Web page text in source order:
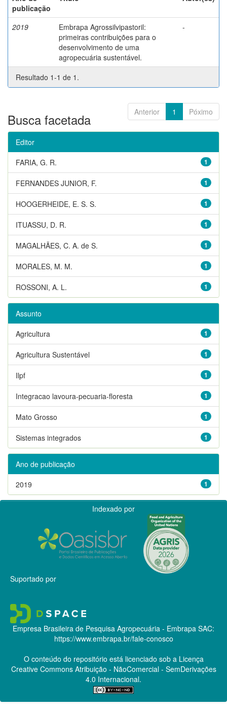
publicação
2019
Embrapa Agrossilvipastoril:
primeiras contribuições para o
desenvolvimento de uma
agropecuária sustentável.
-
Resultado 1-1 de 1.
Anterior 1 Póximo
Busca facetada
Editor
1
FARIA, G. R.
1
FERNANDES JUNIOR, F.
1
HOOGERHEIDE, E. S. S.
1
ITUASSU, D. R.
1
MAGALHÃES, C. A. de S.
1
MORALES, M. M.
1
ROSSONI, A. L.
Assunto
1
Agricultura
1
Agricultura Sustentável
1
Ilpf
1
Integracao lavoura-pecuaria-floresta
1
Mato Grosso
1
Sistemas integrados
Ano de publicação
1
2019
Indexado por
Suportado por
Empresa Brasileira de Pesquisa Agropecuária - Embrapa SAC:
https://www.embrapa.br/fale-conosco
O conteúdo do repositório está licenciado sob a Licença
Creative CommonsAtribuição - NãoComercial - SemDerivações
4.0 Internacional.